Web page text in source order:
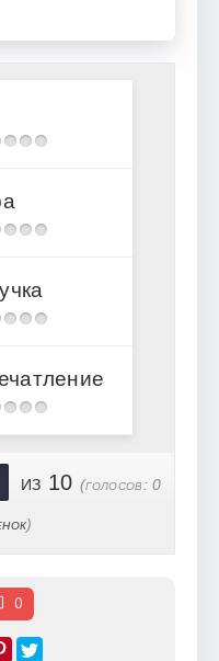
из 10(голосов:0
)
0